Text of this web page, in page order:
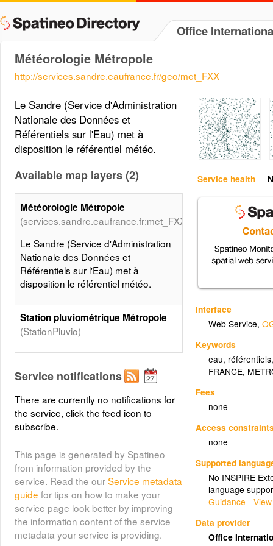
Office
Météorologie Métropole
http://services.sandre.eaufrance.fr/geo/met_FXX
Service health
Interface
Web Service,
Keywords
eau, référentiels
FRANCE,
Fees
none
Access
none
Supported
No INSPIRE
language
Guidance -
Data provider
Office
Le Sandre (Service d'Administration
Nationale des Données et
Référentiels sur l'Eau) met à
disposition le référentiel météo.
Available map layers (2)
Météorologie Métropole
(services.sandre.eaufrance.fr:met_FXX)
Le Sandre (Service d'Administration
Nationale des Données et
Référentiels sur l'Eau) met à
disposition le référentiel météo.
Station pluviométrique Métropole
(StationPluvio)
Service notifications
There are currently no notifications for
the service, click the feed icon to
subscribe.
This page is generated by Spatineo
from information provided by the
service. Read the ourService metadata
guide for tips on how to make your
service page look better by improving
the information content of the service
metadata your service is providing.